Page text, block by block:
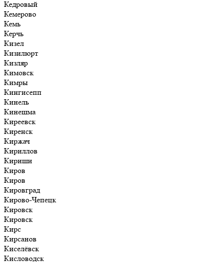
Кедровый
Кемерово
Кемь
Керчь
Кизел
Кизилюрт
Кизляр
Кимовск
Кимры
Кингисепп
Кинель
Кинешма
Киреевск
Киренск
Киржач
Кириллов
Кириши
Киров
Киров
Кировград
Кирово-Чепецк
Кировск
Кировск
Кирс
Кирсанов
Киселёвск
Кисловодск